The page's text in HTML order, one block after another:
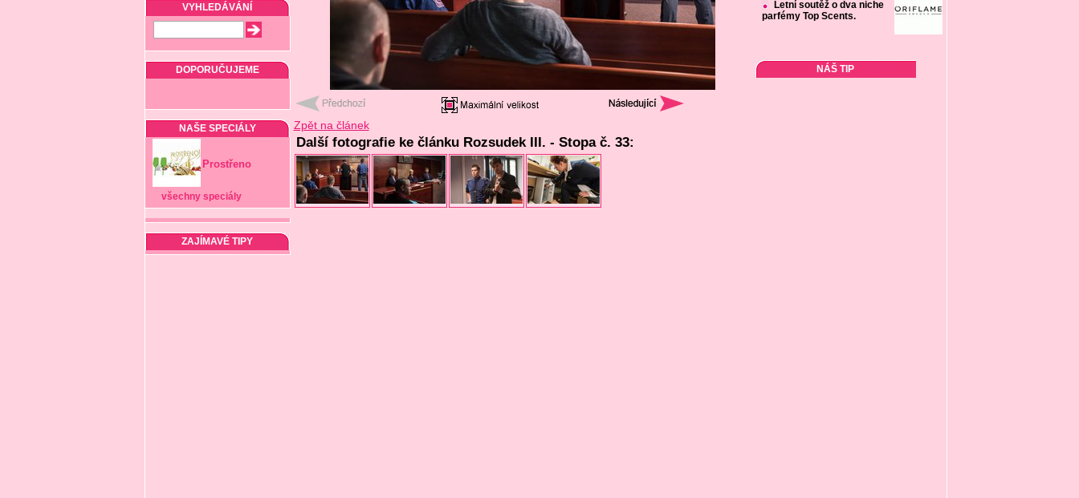
VYHLEDÁVÁNÍ
DOPORUČUJEME
NAŠE SPECIÁLY
Prostřeno
všechny speciály
ZAJÍMAVÉ TIPY
Zpět na článek
Další fotografie ke článku Rozsudek III. - Stopa č. 33:
Letní soutěž o dva niche
parfémy Top Scents.
NÁŠ TIP